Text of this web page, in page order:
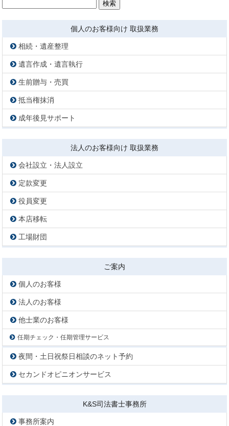
索:
個人のお客様向け 取扱業務
相続・遺産整理
遺言作成・遺言執行
生前贈与・売買
抵当権抹消
成年後見サポート
法人のお客様向け 取扱業務
会社設立・法人設立
定款変更
役員変更
本店移転
工場財団
ご案内
個人のお客様
法人のお客様
他士業のお客様
任期チェック・任期管理サービス
夜間・土日祝祭日相談のネット予約
セカンドオピニオンサービス
K&S司法書士事務所
事務所案内